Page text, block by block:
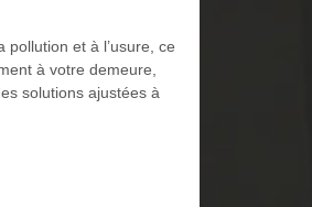
et à l’usure, ce
à votre demeure,
solutions ajustées à